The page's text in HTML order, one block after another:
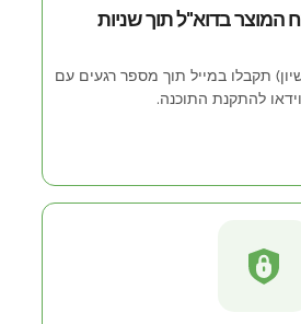
בדוא"ל תוך שניות
תקבלו במייל תוך מספר רגעים עם
להתקנת התוכנה.